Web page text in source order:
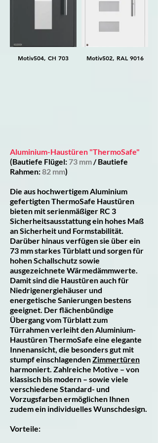
Motiv504, CH 703 Motiv502, RAL 9016
Aluminium-Haustüren "ThermoSafe"
(Bautiefe Flügel:73 mm/ Bautiefe
Rahmen:82 mm)
Die aus hochwertigem Aluminium
gefertigten ThermoSafe Haustüren
bieten mit serienmäßiger RC 3
Sicherheitsausstattung ein hohes Maß
an Sicherheit und Formstabilität.
Darüber hinaus verfügen sie über ein
73 mm starkes Türblatt und sorgen für
hohen Schallschutz sowie
ausgezeichnete Wärmedämmwerte.
Damit sind die Haustüren auch für
Niedrigenergiehäuser und
energetische Sanierungen bestens
geeignet. Der flächenbündige
Übergang vom Türblatt zum
Türrahmen verleiht den Aluminium-
Haustüren ThermoSafe eine elegante
Innenansicht, die besonders gut mit
stumpf einschlagendenZimmertüren
harmoniert. Zahlreiche Motive – von
klassisch bis modern – sowie viele
verschiedene Standard- und
Vorzugsfarben ermöglichen Ihnen
zudem ein individuelles Wunschdesign.
Vorteile: